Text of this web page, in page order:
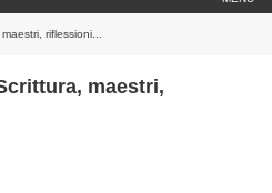
riflessioni...
maestri,